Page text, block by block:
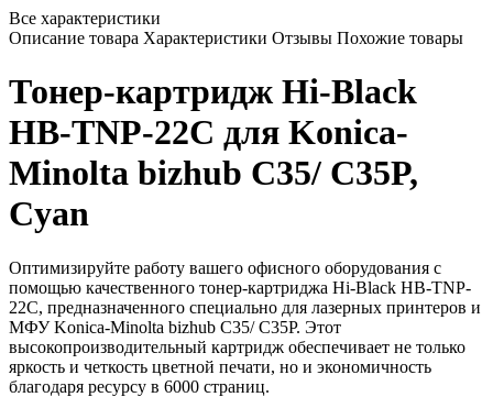
Все характеристики
Описание товара Характеристики Отзывы Похожие товары
Тонер-картридж Hi-Black
HB-TNP-22C для Konica-
Minolta bizhub C35/ C35P,
Cyan
Оптимизируйте работу вашего офисного оборудования с
помощью качественного тонер-картриджа Hi-Black HB-TNP-
22C, предназначенного специально для лазерных принтеров и
МФУ Konica-Minolta bizhub C35/ C35P. Этот
высокопроизводительный картридж обеспечивает не только
яркость и четкость цветной печати, но и экономичность
благодаря ресурсу в 6000 страниц.